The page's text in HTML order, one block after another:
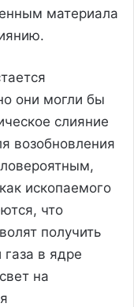
материала
они могли бы
слияние
возобновления
ископаемого
что
получить
в ядре
на